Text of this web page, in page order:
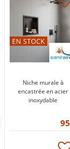
EN STOCK
Niche murale à
encastrée en acier
inoxydable